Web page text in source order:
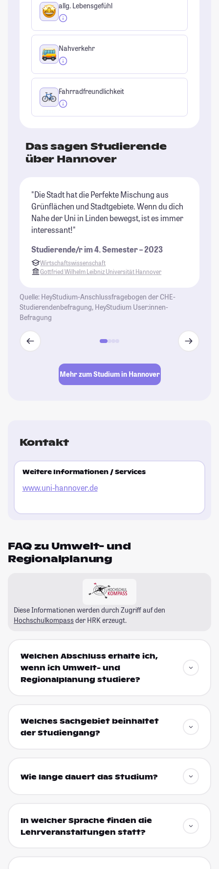
allg. Lebensgefühl
Nahverkehr
Fahrradfreundlichkeit
Das sagen Studierende
über Hannover
"Die Stadt hat die Perfekte Mischung aus
Grünflächen und Stadtgebiete. Wenn du dich
Nahe der Uni in Linden bewegst, ist es immer
interessant!"
Studierende/r im 4. Semester – 2023
Wirtschaftswissenschaft
Gottfried Wilhelm Leibniz Universität Hannover
Quelle: HeyStudium-Anschlussfragebogen der CHE-
Studierendenbefragung, HeyStudium User:innen-
Befragung
Mehr zum Studium in Hannover
Kontakt
Weitere Informationen / Services
www.uni-hannover.de
FAQ zu Umwelt- und
Regionalplanung
Diese Informationen werden durch Zugriff auf den
Hochschulkompass der HRK erzeugt.
Welchen Abschluss erhalte ich,
wenn ich Umwelt- und
Regionalplanung studiere?
Welches Sachgebiet beinhaltet
der Studiengang?
Wie lange dauert das Studium?
In welcher Sprache finden die
Lehrveranstaltungen statt?